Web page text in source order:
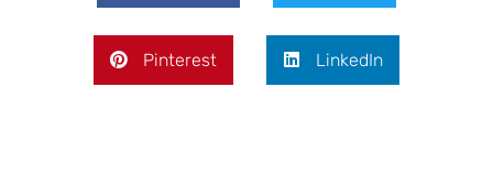
Pinterest LinkedIn